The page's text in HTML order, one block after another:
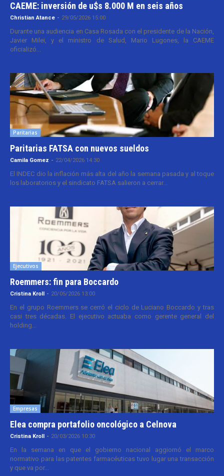
CAEME: inversión de u$s 8.000 M en seis años
Christian Atance - 29/05/2026 15:00
Durante una audiencia en Casa Rosada con el presidente de la Nación,
Javier Milei, y el ministro de Salud, Mario Lugones, la CAEME
oficializó...
Paritarias
Paritarias FATSA con nuevos sueldos
Camila Gomez - 22/04/2026 14:30
El INDEC dio la inflación más alta del año la semana pasada y al toque
los laboratorios y el sindicato FATSA salieron a cerrar...
Ejecutivos
Roemmers: fin para Boccardo
Cristina Kroll - 20/05/2026 13:00
En el grupo Roemmers se cerró el ciclo de Luciano Boccardo y tras
casi tres décadas. El ejecutivo actuaba como gerente general del
holding...
Empresas
Elea compra portafolio oncológico a Celnova
Cristina Kroll - 20/03/2026 10:30
En la semana en que el gobierno nacional aggiornó el marco
normativo para las patentes farmacéuticas tuvo lugar una transacción
y que va por...